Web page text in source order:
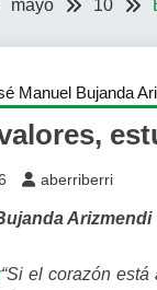
mayo 10
Manuel Bujanda
aberriberri
Arizmendi
“Si el corazón